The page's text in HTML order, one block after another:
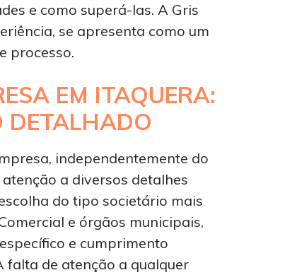
e como superá-las. A Gris
se apresenta como um
processo.
EM ITAQUERA:
DETALHADO
independentemente do
a diversos detalhes
do tipo societário mais
e órgãos municipais,
e cumprimento
falta de atenção a qualquer